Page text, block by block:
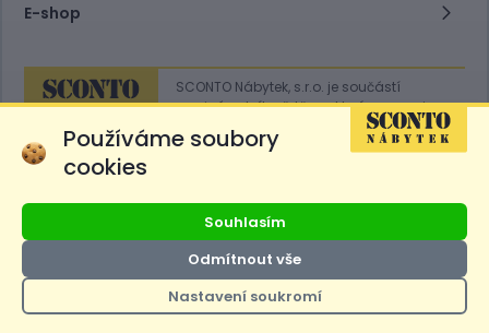
E-shop
SCONTO Nábytek, s.r.o. je součástí
mezinárodního řetězce, který provozuje
obchodní domy
Sconto.
Ceny produktů na e-shopu sconto.cz jsou označeny následovně. Běžná
cena je cena bez označení, *Cena pro členy SCONTO Clubu, **Akční
Používáme soubory
cookies
Souhlasím
Odmítnout vše
Nastavení soukromí